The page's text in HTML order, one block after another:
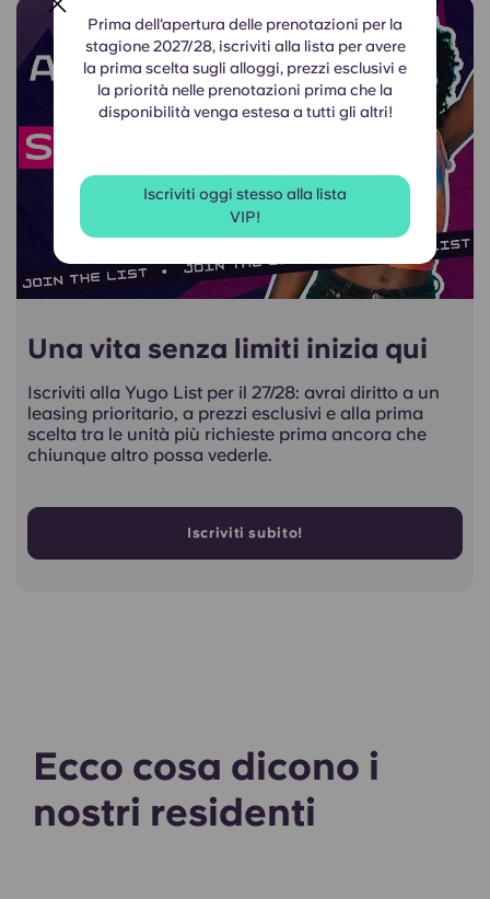
Prima dell'apertura delle prenotazioni per la
stagione 2027/28, iscriviti alla lista per avere
la prima scelta sugli alloggi, prezzi esclusivi e
la priorità nelle prenotazioni prima che la
disponibilità venga estesa a tutti gli altri!
Iscriviti oggi stesso alla lista
VIP!
Una vita senza limiti inizia qui
Iscriviti alla Yugo List per il 27/28: avrai diritto a un
leasing prioritario, a prezzi esclusivi e alla prima
scelta tra le unità più richieste prima ancora che
chiunque altro possa vederle.
Iscriviti subito!
Ecco cosa dicono i
nostri residenti